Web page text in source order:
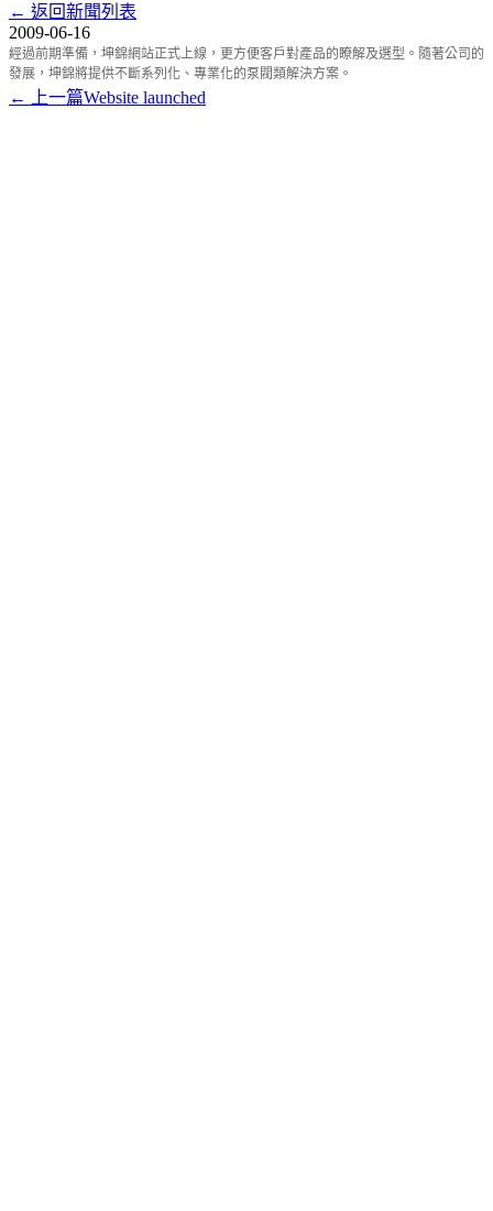
← 返回新聞列表
2009-06-16
經過前期準備，坤錦網站正式上線，更方便客戶對產品的瞭解及選型。隨著公司的
發展，坤錦將提供不斷系列化、專業化的泵閥類解決方案。
← 上一篇Website launched